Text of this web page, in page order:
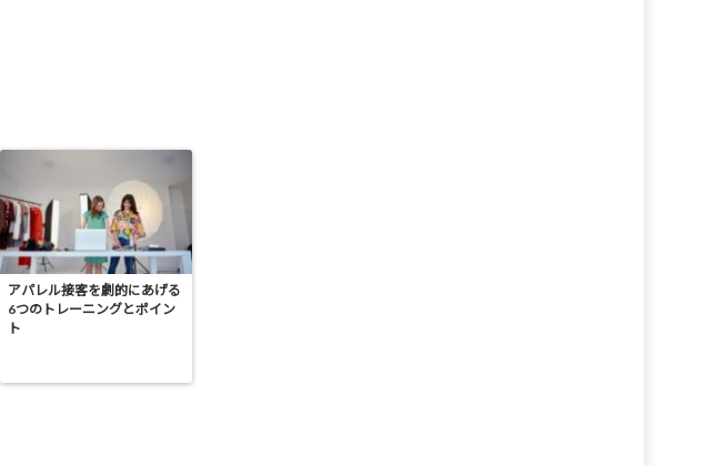
アパレル接客を劇的にあげる
6つのトレーニングとポイン
ト